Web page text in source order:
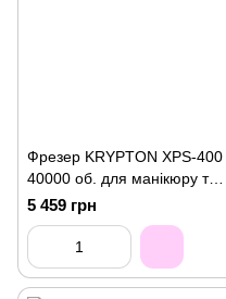
Фрезер KRYPTON XPS-400
40000 об. для манікюру та
педикюру
5 459 грн